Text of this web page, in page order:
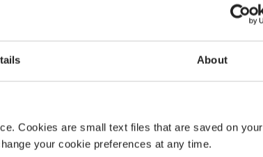
About
Cookies are small text files that are saved on your
your cookie preferences at any time.